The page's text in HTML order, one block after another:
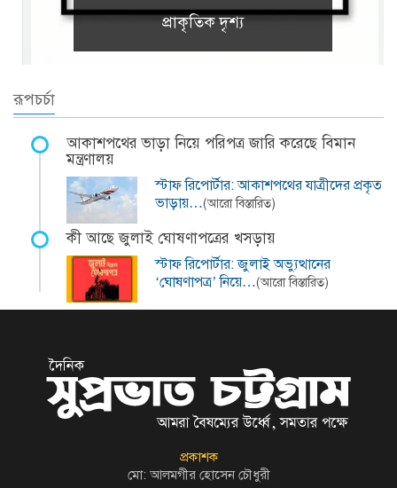
প্রাকৃতিক দৃশ্য
রূপচর্চা
আকাশপথের ভাড়া নিয়ে পরিপত্র জারি করেছে বিমান
মন্ত্রণালয়
স্টাফ রিপোর্টার: আকাশপথের যাত্রীদের প্রকৃত
ভাড়ায়…(আরো বিস্তারিত)
কী আছে জুলাই ঘোষণাপত্রের খসড়ায়
স্টাফ রিপোর্টার: জুলাই অভ্যুত্থানের
‘ঘোষণাপত্র’ নিয়ে…(আরো বিস্তারিত)
প্রকাশক
মো: আলমগীর হোসেন চৌধুরী